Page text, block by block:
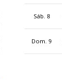
Sáb. 8
Dom. 9